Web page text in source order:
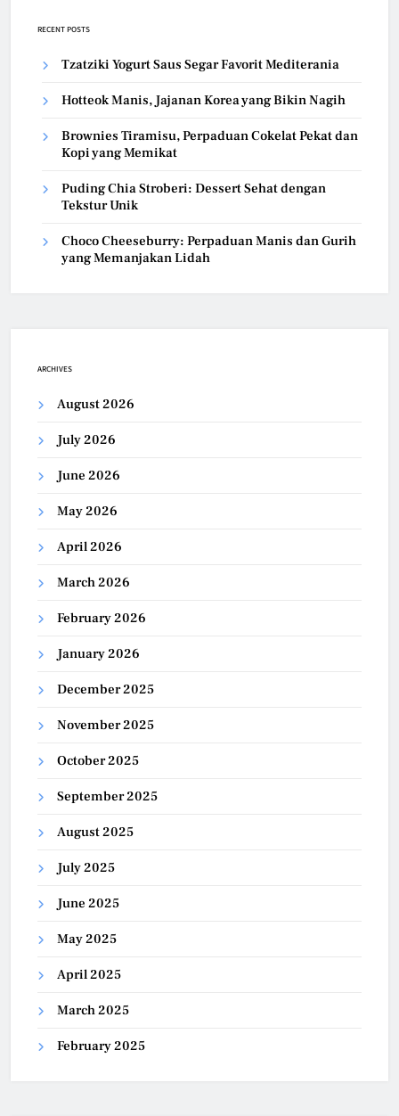
RECENT POSTS
Tzatziki Yogurt Saus Segar Favorit Mediterania
Hotteok Manis, Jajanan Korea yang Bikin Nagih
Brownies Tiramisu, Perpaduan Cokelat Pekat dan
Kopi yang Memikat
Puding Chia Stroberi: Dessert Sehat dengan
Tekstur Unik
Choco Cheeseburry: Perpaduan Manis dan Gurih
yang Memanjakan Lidah
ARCHIVES
August 2026
July 2026
June 2026
May 2026
April 2026
March 2026
February 2026
January 2026
December 2025
November 2025
October 2025
September 2025
August 2025
July 2025
June 2025
May 2025
April 2025
March 2025
February 2025